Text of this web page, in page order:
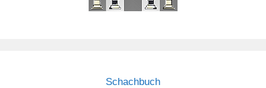
Schachbuch